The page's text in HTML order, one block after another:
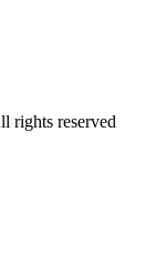
rights reserved